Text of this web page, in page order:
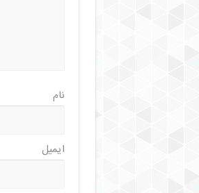
نام
ایمیل